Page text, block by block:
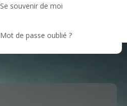
Se souvenir de moi
Mot de passe oublié ?